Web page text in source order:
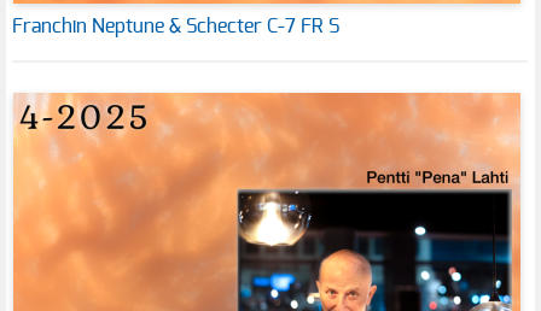
Franchin Neptune & Schecter C-7 FR S